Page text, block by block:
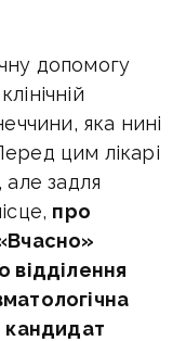
допомогу
яка нині
цим лікарі
задля
про
відділення
кандидат